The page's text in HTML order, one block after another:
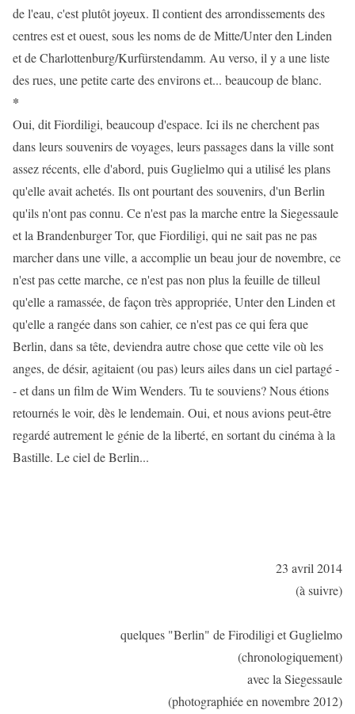
de l'eau, c'est plutôt joyeux. Il contient des arrondissements des
centres est et ouest, sous les noms de de Mitte/Unter den Linden
et de Charlottenburg/Kurfürstendamm. Au verso, il y a une liste
des rues, une petite carte des environs et... beaucoup de blanc.
*
Oui, dit Fiordiligi, beaucoup d'espace. Ici ils ne cherchent pas
dans leurs souvenirs de voyages, leurs passages dans la ville sont
assez récents, elle d'abord, puis Guglielmo qui a utilisé les plans
qu'elle avait achetés. Ils ont pourtant des souvenirs, d'un Berlin
qu'ils n'ont pas connu. Ce n'est pas la marche entre la Siegessaule
et la Brandenburger Tor, que Fiordiligi, qui ne sait pas ne pas
marcher dans une ville, a accomplie un beau jour de novembre, ce
n'est pas cette marche, ce n'est pas non plus la feuille de tilleul
qu'elle a ramassée, de façon très appropriée, Unter den Linden et
qu'elle a rangée dans son cahier, ce n'est pas ce qui fera que
Berlin, dans sa tête, deviendra autre chose que cette vile où les
anges, de désir, agitaient (ou pas) leurs ailes dans un ciel partagé -
- et dans un film de Wim Wenders. Tu te souviens? Nous étions
retournés le voir, dès le lendemain. Oui, et nous avions peut-être
regardé autrement le génie de la liberté, en sortant du cinéma à la
Bastille. Le ciel de Berlin...
23 avril 2014
(à suivre)
quelques "Berlin" de Firodiligi et Guglielmo
(chronologiquement)
avec la Siegessaule
(photographiée en novembre 2012)